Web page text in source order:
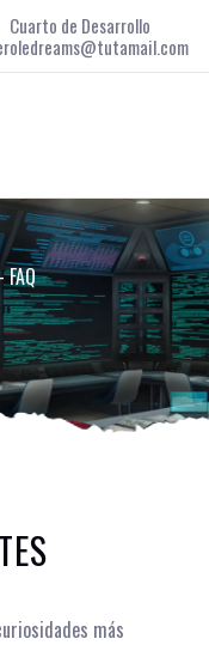
Cuarto de Desarrollo
FAQ
más